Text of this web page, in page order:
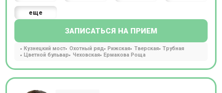
еще
ЗАПИСАТЬСЯ НА ПРИЕМ
Кузнецкий мост Охотный ряд Рижская Тверская
Трубная
Цветной бульвар
Чеховская Ермакова Роща